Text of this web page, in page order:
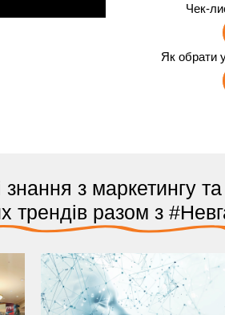
Чек-
Як обрати
з маркетингу та
трендів разом з